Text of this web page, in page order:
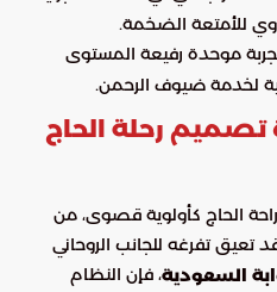
للأمتعة الضخمة.
موحدة رفيعة المستوى
لخدمة ضيوف الرحمن.
تصميم رحلة الحاج
راحة الحاج كأولوية قصوى، من
قد تعيق تفرغه للجانب الروحاني
السعودية، فإن النظام